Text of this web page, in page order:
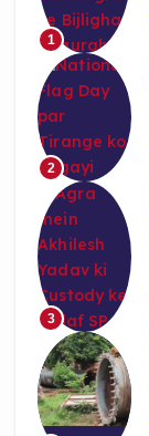
1
2
3